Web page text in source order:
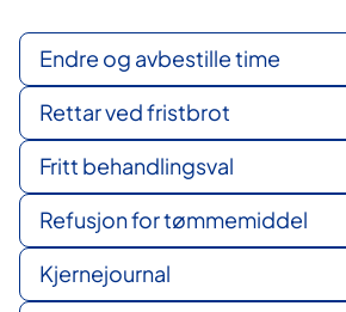
Endre og avbestille time
Rettar ved fristbrot
Fritt behandlingsval
Refusjon for tømmemiddel
Kjernejournal